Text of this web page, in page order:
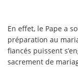
En effet, le Pape a
préparation au
fiancés puissent
sacrement de